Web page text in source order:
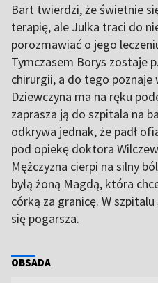
Bart twierdzi, że świetnie
terapię, ale Julka traci do
porozmawiać o jego
Tymczasem Borys zostaje
chirurgii, a do tego poznaje
Dziewczyna ma na ręku
zaprasza ją do szpitala na
odkrywa jednak, że padł
pod opiekę doktora
Mężczyzna cierpi na silny
byłą żoną Magdą, która
córką za granicę. W
się pogarsza.
OBSADA